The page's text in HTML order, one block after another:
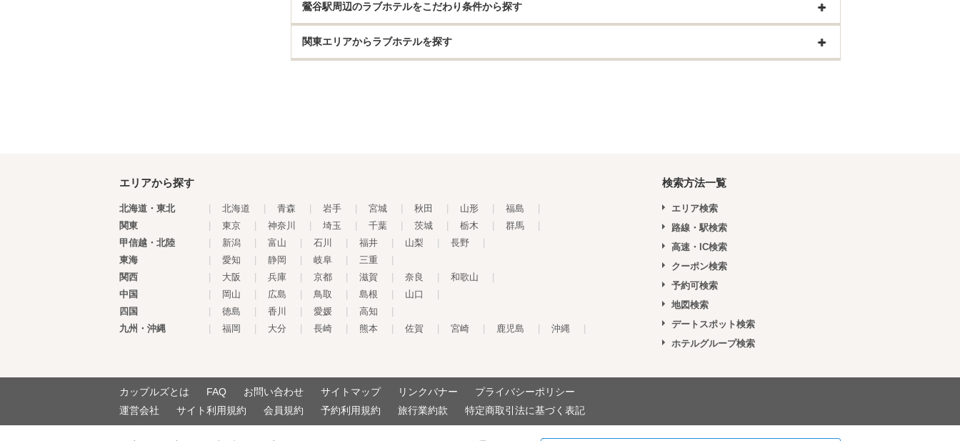
鶯谷駅周辺のラブホテルをこだわり条件から探す
関東エリアからラブホテルを探す
エリアから探す
北海道・東北 北海道 青森 岩手 宮城 秋田 山形 福島
関東
東京 神奈川 埼玉 千葉 茨城 栃木 群馬
甲信越・北陸
新潟 富山 石川 福井 山梨 長野
東海
愛知 静岡 岐阜 三重
関西
大阪 兵庫 京都 滋賀 奈良 和歌山
中国
岡山 広島 鳥取 島根 山口
四国
徳島 香川 愛媛 高知
九州・沖縄
福岡 大分 長崎 熊本 佐賀 宮崎 鹿児島 沖縄
検索方法一覧
エリア検索
路線・駅検索
高速・IC検索
クーポン検索
予約可検索
地図検索
デートスポット検索
ホテルグループ検索
カップルズとは FAQ お問い合わせ サイトマップ リンクバナー
プライバシーポリシー
運営会社
サイト利用規約 会員規約 予約利用規約 旅行業約款 特定商取引法に基づく表記